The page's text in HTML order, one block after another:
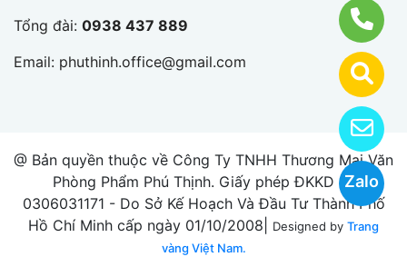
Zalo
Tổng đài: 0938 437 889
Email: phuthinh.office@gmail.com
@ Bản quyền thuộc về Công Ty TNHH Thương Mại Văn
Phòng Phẩm Phú Thịnh. Giấy phép ĐKKD số
0306031171 - Do Sở Kế Hoạch Và Đầu Tư Thành Phố
Hồ Chí Minh cấp ngày 01/10/2008|
Designed by Trang
vàng Việt Nam.